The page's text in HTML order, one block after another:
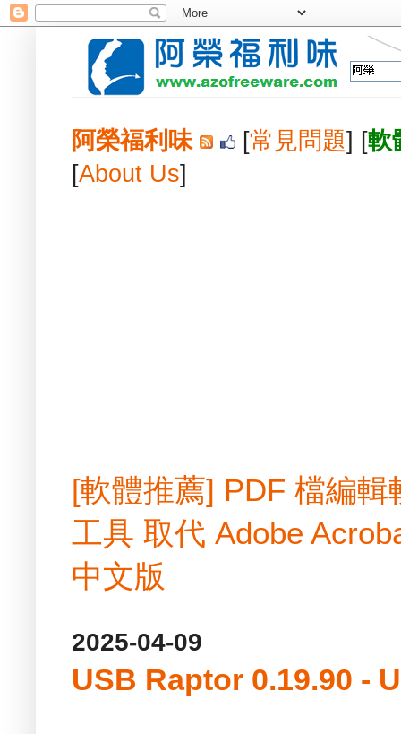
阿榮福利味 [常見問題] [軟
[About Us]
[軟體推薦] PDF 檔編
工具 取代 Adobe
中文版
2025-04-09
USB Raptor 0.19.90 -